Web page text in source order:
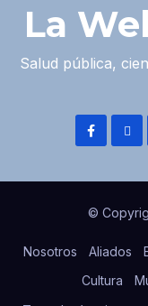
La
Salud pública,
©
Nosotros Aliados
Cultura